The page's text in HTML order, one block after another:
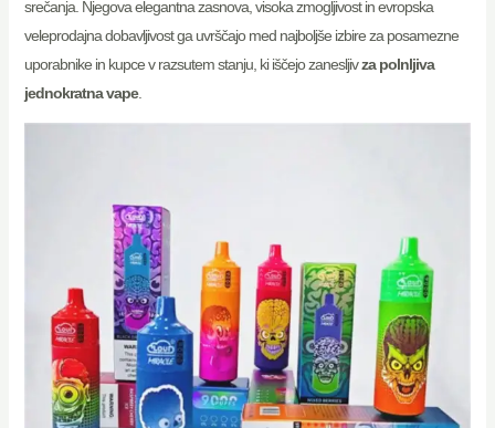
srečanja. Njegova elegantna zasnova, visoka zmogljivost in evropska
veleprodajna dobavljivost ga uvrščajo med najboljše izbire za posamezne
uporabnike in kupce v razsutem stanju, ki iščejo zanesljivza polnljiva
jednokratna vape.